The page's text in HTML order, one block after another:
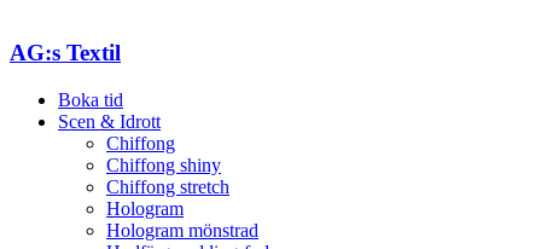
AG:s Textil
Boka tid
Scen & Idrott
Chiffong
Chiffong shiny
Chiffong stretch
Hologram
Hologram mönstrad